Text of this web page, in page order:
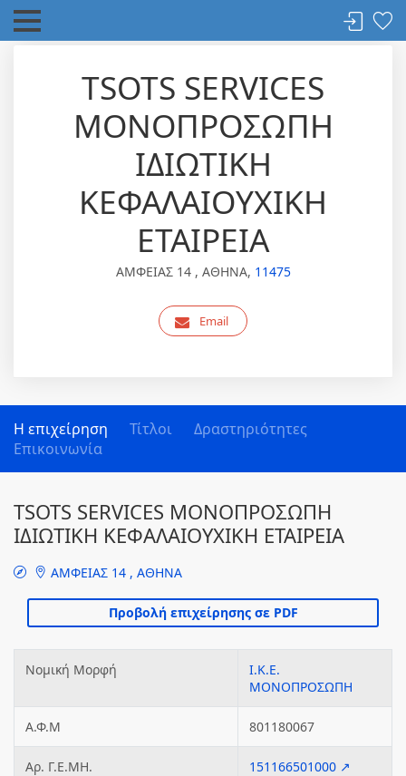
TSOTS SERVICES
ΜΟΝΟΠΡΟΣΩΠΗ
ΙΔΙΩΤΙΚΗ
ΚΕΦΑΛΑΙΟΥΧΙΚΗ
ΕΤΑΙΡΕΙΑ
ΑΜΦΕΙΑΣ 14 , ΑΘΗΝΑ, 11475
Email
Η επιχείρηση Τίτλοι
Δραστηριότητες
Επικοινωνία
TSOTS SERVICES ΜΟΝΟΠΡΟΣΩΠΗ
ΙΔΙΩΤΙΚΗ ΚΕΦΑΛΑΙΟΥΧΙΚΗ ΕΤΑΙΡΕΙΑ
ΑΜΦΕΙΑΣ 14 , ΑΘΗΝΑ
Νομική Μορφή
Ι.Κ.Ε.
ΜΟΝΟΠΡΟΣΩΠΗ
Α.Φ.Μ 801180067
Αρ. Γ.Ε.ΜΗ. 151166501000 ↗